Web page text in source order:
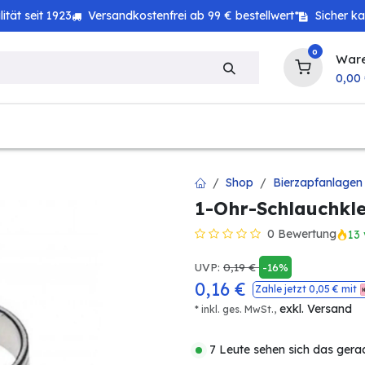
seit 1923 Versandkostenfrei ab 99 € bestellwert* Sicher
0
0,00
Shop
1-Ohr-
0 Bewertung 13
UVP: 0,19€ -16%
0,16 € Zahle jetzt 0,05 € mit
* inkl. ges. MwSt., exkl. Versand
7 Leute sehen sich das